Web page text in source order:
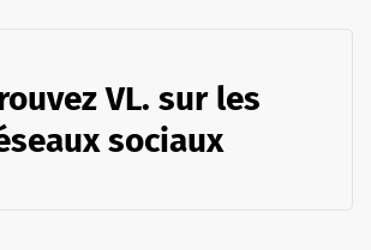
VL. sur les
sociaux